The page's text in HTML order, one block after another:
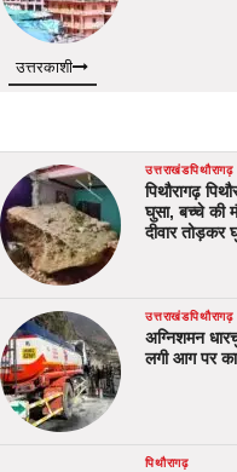
उत्तरकाशी
उत्तराखंडपिथौरागढ़
पिथौरागढ़
घुसा, बच्चे की
दीवार तोड़कर
उत्तराखंडपिथौरागढ़
अग्निशमन
लगी आग पर
पिथौरागढ़